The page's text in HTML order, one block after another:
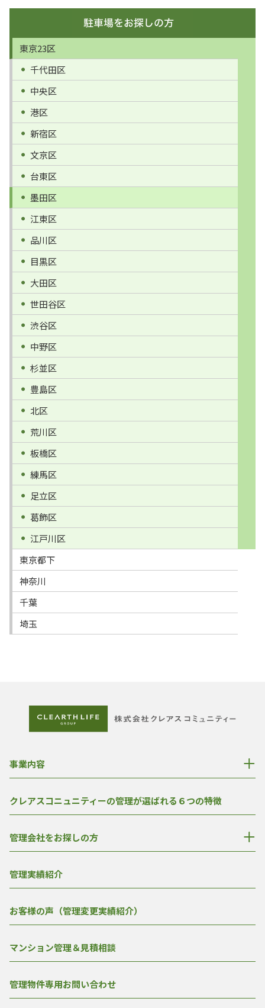
東京23区
千代田区
中央区
港区
新宿区
文京区
台東区
墨田区
江東区
品川区
目黒区
大田区
世田谷区
渋谷区
中野区
杉並区
豊島区
北区
荒川区
板橋区
練馬区
足立区
葛飾区
江戸川区
東京都下
神奈川
千葉
埼玉
事業内容
クレアスコニュニティーの管理が選ばれる６つの特徴
管理会社をお探しの方
管理実績紹介
お客様の声（管理変更実績紹介）
マンション管理＆見積相談
管理物件専用お問い合わせ